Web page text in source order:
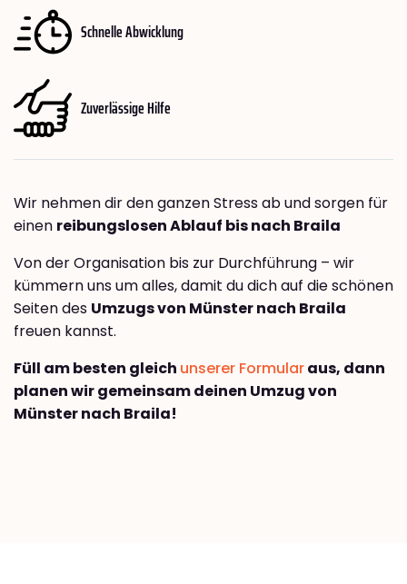
Schnelle Abwicklung
Zuverlässige Hilfe
Wir nehmen dir den ganzen Stress ab und sorgen für
einen reibungslosen Ablauf bis nach Braila
Von der Organisation bis zur Durchführung – wir
kümmern uns um alles, damit du dich auf die schönen
Seiten des Umzugs von Münster nach Braila
freuen kannst.
Füll am besten gleich unserer Formularaus, dann
planen wir gemeinsam deinen Umzug von
Münster nach Braila!